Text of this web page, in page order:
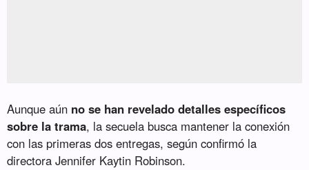
Aunque aún no se han revelado detalles específicos
sobre la trama, la secuela busca mantener la conexión
con las primeras dos entregas, según confirmó la
directora Jennifer Kaytin Robinson.